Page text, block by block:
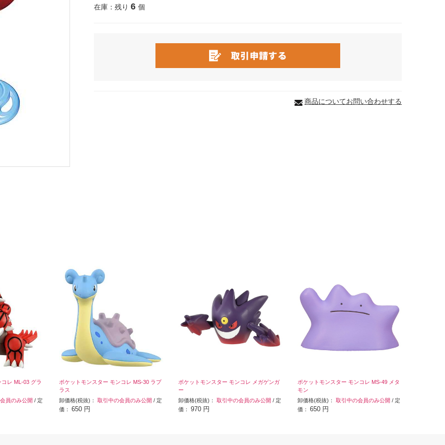
在庫：残り 6 個
商品についてお問い合わせする
レ ML-03 グラ
員のみ公開 / 定
ポケットモンスター モンコレ MS-30 ラプ
ラス
卸価格(税抜)： 取引中の会員のみ公開 / 定
価： 650 円
ポケットモンスター モンコレ メガゲンガ
ー
卸価格(税抜)： 取引中の会員のみ公開 / 定
価： 970 円
ポケットモンスター モンコレ MS-49 メタ
モン
卸価格(税抜)： 取引中の会員のみ公開 / 定
価： 650 円